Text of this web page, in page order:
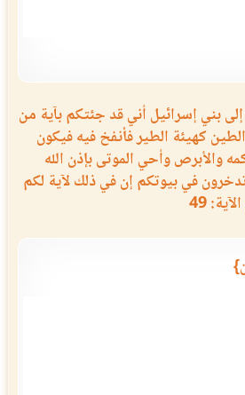
بني إسرائيل أني قد جئتكم بآية من
كهيئة الطير فأنفخ فيه فيكون
والأبرص وأحي الموتى بإذن الله
في بيوتكم إن في ذلك لآية لكم
49